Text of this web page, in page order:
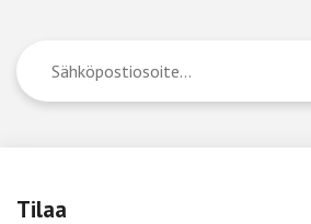
Tilaa